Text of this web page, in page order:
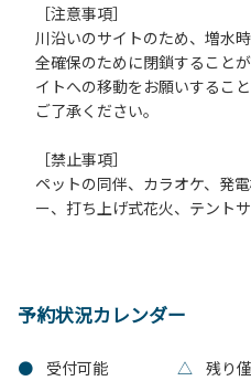
［注意事項］
川沿いのサイトのため、増水
全確保のために閉鎖すること
イトへの移動をお願いするこ
ご了承ください。
［禁止事項］
ペットの同伴、カラオケ、発
ー、打ち上げ式花火、テント
予約状況カレンダー
● 受付可能 △ 残り